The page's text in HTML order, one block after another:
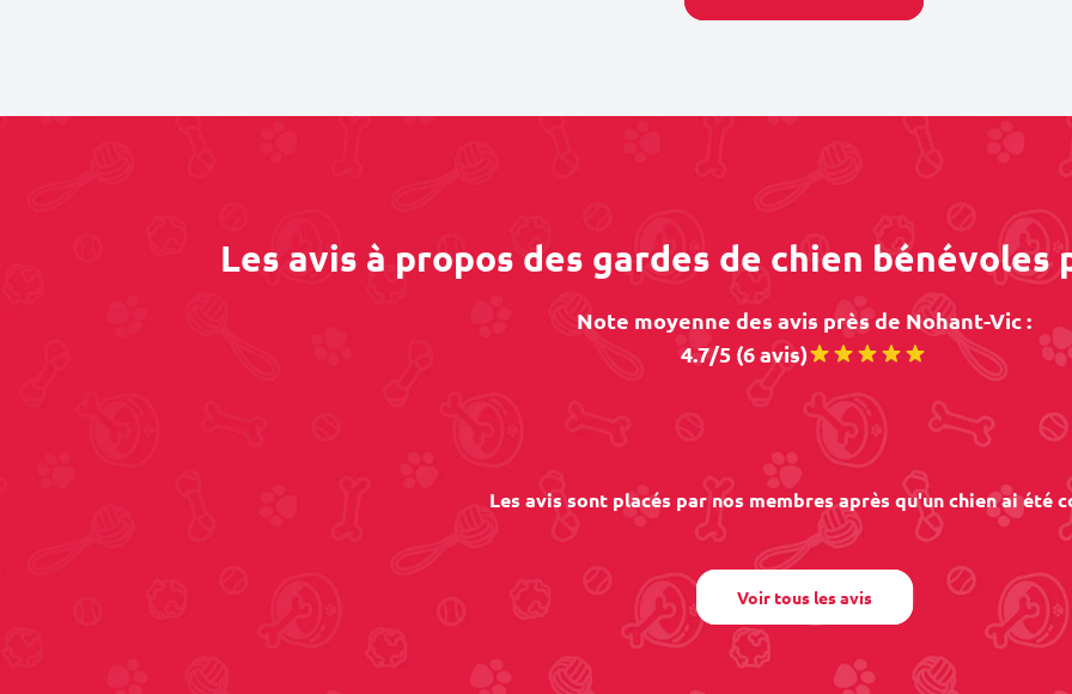
Les avis à propos des gardes de chien bénévoles
Note moyenne des avis près de Nohant-Vic :
4.7/5 (6 avis)
Les avis sont placés par nos membres après qu'un chien ai été
Voir tous les avis